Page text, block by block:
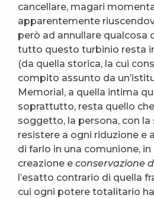
cancellare, magari
apparentemente
però ad annullare qualcosa
tutto questo turbinio resta
(da quella storica, la cui
compito assunto da
Memorial, a quella intima
soprattutto, resta quello
soggetto, la persona, con la
resistere a ogni riduzione e
di farlo in una comunione,
creazione e conservazione
l’esatto contrario di quella
cui ogni potere totalitario